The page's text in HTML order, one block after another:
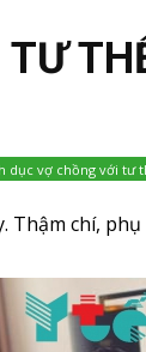
dục vợ chồng với tư
Thậm chí,